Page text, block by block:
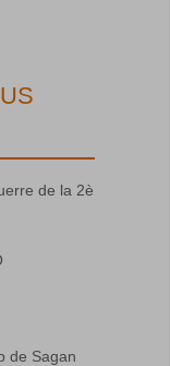
de la 2è
de Sagan